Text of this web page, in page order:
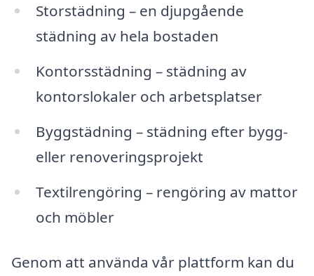
Storstädning – en djupgående
städning av hela bostaden
Kontorsstädning – städning av
kontorslokaler och arbetsplatser
Byggstädning – städning efter bygg-
eller renoveringsprojekt
Textilrengöring – rengöring av mattor
och möbler
Genom att använda vår plattform kan du